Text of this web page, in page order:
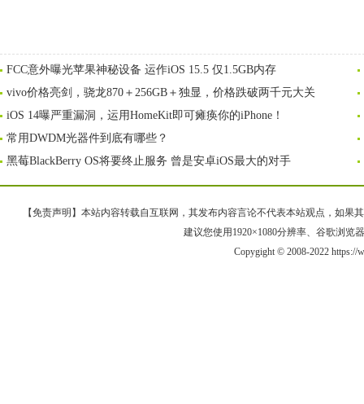
FCC意外曝光苹果神秘设备 运作iOS 15.5 仅1.5GB内存
vivo价格亮剑，骁龙870＋256GB＋独显，价格跌破两千元大关
iOS 14曝严重漏洞，运用HomeKit即可瘫痪你的iPhone！
常用DWDM光器件到底有哪些？
黑莓BlackBerry OS将要终止服务 曾是安卓iOS最大的对手
【免责声明】本站内容转载自互联网，其发布内容言论不代表本站观点，如果
建议您使用1920×1080分辨率、谷歌浏览
Copygight © 2008-2022 https://